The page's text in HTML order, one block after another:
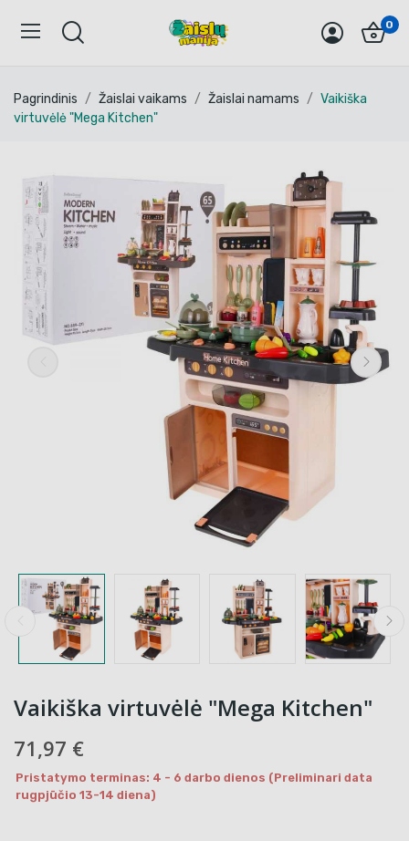
0
Pagrindinis Žaislai vaikams Žaislai namams
Vaikiška
virtuvėlė "Mega Kitchen"
Vaikiška virtuvėlė "Mega Kitchen"
71,97 €
Pristatymo terminas: 4 - 6 darbo dienos (Preliminari data
rugpjūčio 13-14 diena)